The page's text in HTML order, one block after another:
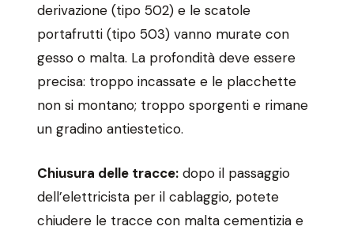
derivazione (tipo 502) e le scatole
portafrutti (tipo 503) vanno murate con
gesso o malta. La profondità deve essere
precisa: troppo incassate e le placchette
non si montano; troppo sporgenti e rimane
un gradino antiestetico.
Chiusura delle tracce: dopo il passaggio
dell’elettricista per il cablaggio, potete
chiudere le tracce con malta cementizia e